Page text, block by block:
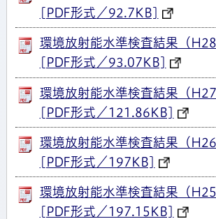
[PDF形式／92.7KB]
環境放射能水準検査結果（
[PDF形式／93.07KB]
環境放射能水準検査結果（
[PDF形式／121.86KB]
環境放射能水準検査結果（
[PDF形式／197KB]
環境放射能水準検査結果（
[PDF形式／197.15KB]